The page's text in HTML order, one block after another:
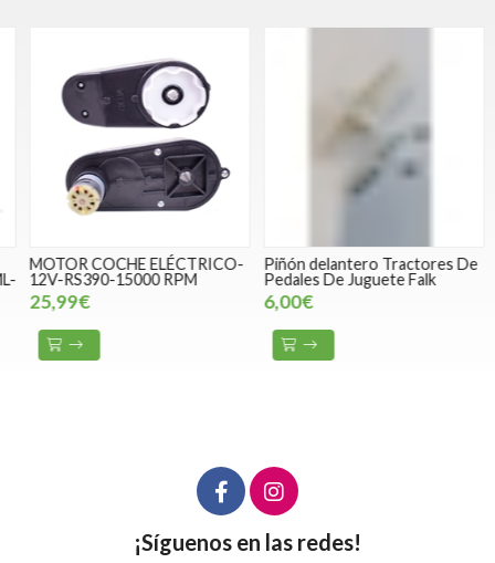
MOTOR COCHE ELÉCTRICO-
12V-RS390-15000 RPM
25,99€
Piñón delantero Tractores De
Pedales De Juguete Falk
6,00€
¡Síguenos en las redes!